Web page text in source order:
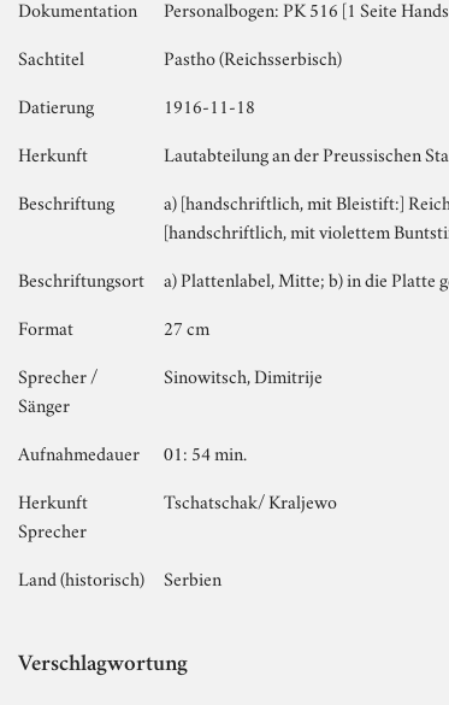
Dokumentation
Personalbogen: PK 516 [1 Seite
Sachtitel
Pastho (Reichsserbisch)
Datierung
1916-11-18
Herkunft
Lautabteilung an der Preussischen
Beschriftung
a) [handschriftlich, mit Bleistift:]
[handschriftlich, mit violettem
Beschriftungsort
a) Plattenlabel, Mitte; b) in die Platte
Format
27 cm
Sprecher /
Sänger
Sinowitsch, Dimitrije
Aufnahmedauer
01: 54 min.
Herkunft
Sprecher
Tschatschak/ Kraljewo
Land (historisch) Serbien
Verschlagwortung